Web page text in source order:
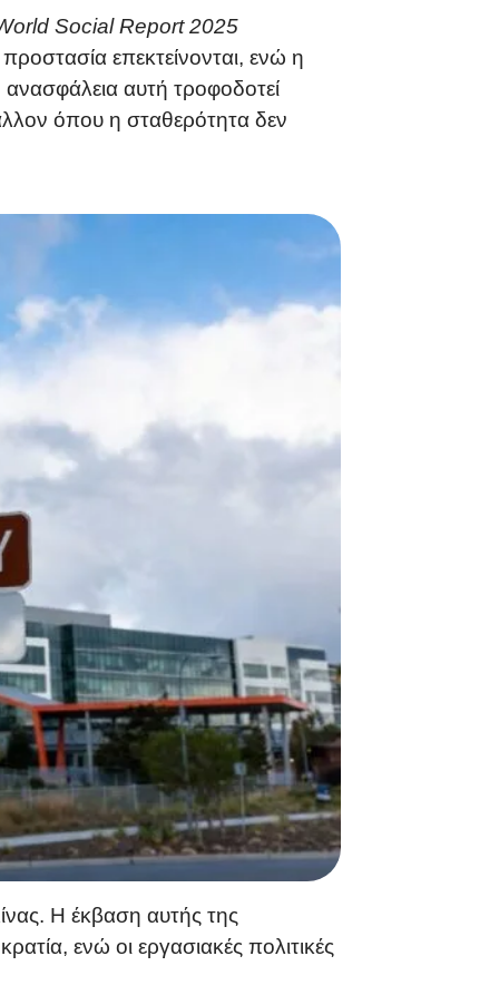
Social Report 2025
επεκτείνονται, ενώ η
αυτή τροφοδοτεί
όπου η σταθερότητα δεν
Η έκβαση αυτής της
ενώ οι εργασιακές πολιτικές